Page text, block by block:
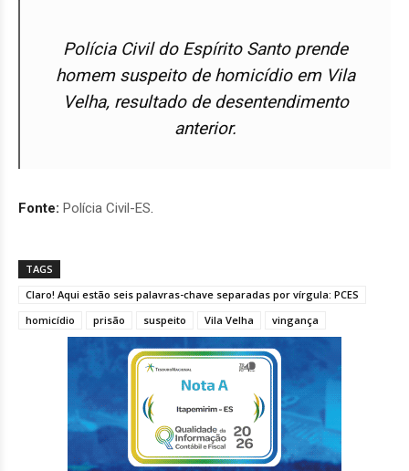
Polícia Civil do Espírito Santo prende
homem suspeito de homicídio em Vila
Velha, resultado de desentendimento
anterior.
Fonte: Polícia Civil-ES
TAGS
Claro! Aqui estão seis palavras-chave separadas por vírgula: PCES
homicídio
prisão suspeito Vila Velha vingança